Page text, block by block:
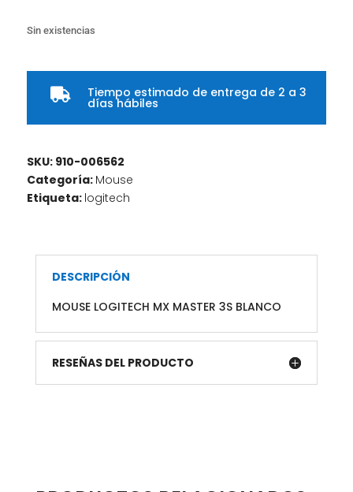
Sin existencias
 Tiempo estimado de entrega de 2 a 3
días hábiles
SKU: 910-006562
Categoría: Mouse
Etiqueta: logitech
DESCRIPCIÓN
MOUSE LOGITECH MX MASTER 3S BLANCO
RESEÑAS DEL PRODUCTO